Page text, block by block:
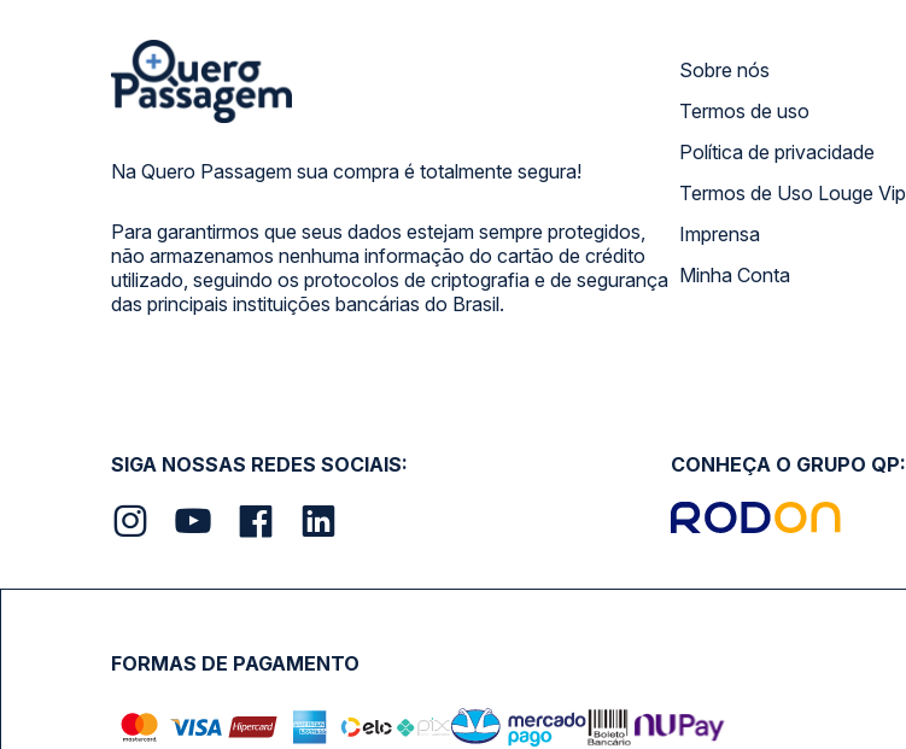
Na Quero Passagem sua compra é totalmente segura!
Para garantirmos que seus dados estejam sempre protegidos,
não armazenamos nenhuma informação do cartão de crédito
utilizado, seguindo os protocolos de criptografia e de segurança
das principais instituições bancárias do Brasil.
Sobre nós
Termos de uso
Política de privacidade
Termos de Uso Louge Vip
Imprensa
Minha Conta
SIGA NOSSAS REDES SOCIAIS: CONHEÇA O GRUPO QP:
FORMAS DE PAGAMENTO